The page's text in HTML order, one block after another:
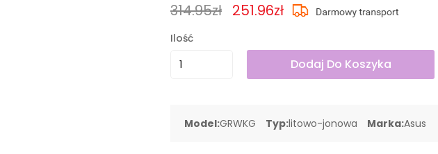
314.95zł 251.96zł
Ilość
Dodaj Do Koszyka
Model:GRWKG Typ:litowo-jonowa Marka:Asus